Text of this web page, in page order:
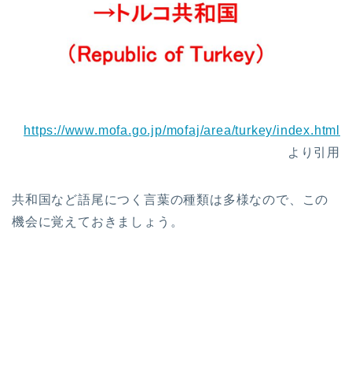
https://www.mofa.go.jp/mofaj/area/turkey/index.html
より引用
共和国など語尾につく言葉の種類は多様なので、この
機会に覚えておきましょう。